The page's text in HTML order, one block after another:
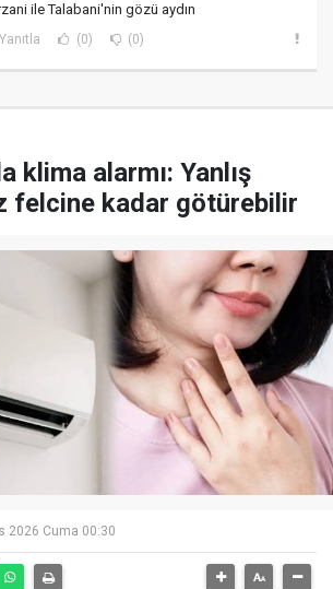
ile Talabani'nin gözü aydın
Yanıtla (0) (0)
klima alarmı: Yanlış
felcine kadar götürebilir
2026 Cuma 00:30